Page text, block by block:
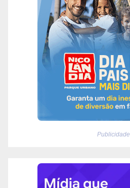
Publicidade